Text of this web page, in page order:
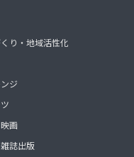
り・地域活性化
ジ
画
誌出版